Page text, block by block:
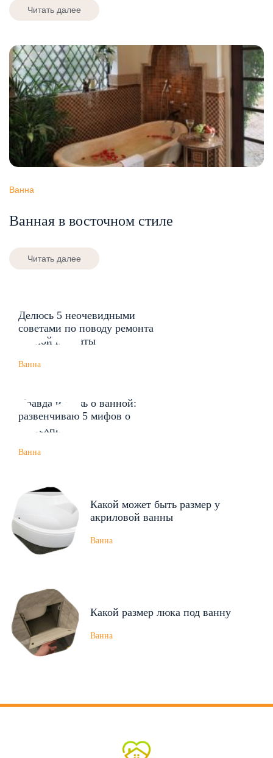
Читать далее
Ванна
Ванная в восточном стиле
Читать далее
Делюсь 5 неочевидными
советами по поводу ремонта
ванной комнаты
Ванна
Правда и ложь о ванной:
развенчиваю 5 мифов о
сантехнике
Ванна
Какой может быть размер у
акриловой ванны
Ванна
Какой размер люка под ванну
Ванна